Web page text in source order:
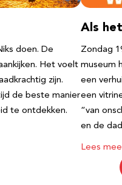
doen. De
Het voelt
zijn.
de beste manier
te ontdekken.
Als
Zondag
museum
een
een
“van
en de
Lees